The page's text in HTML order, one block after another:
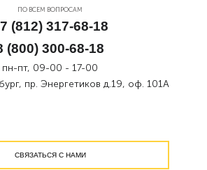
ПО ВСЕМ ВОПРОСАМ
(812) 317-68-18
(800) 300-68-18
пн-пт, 09-00 - 17-00
пр. Энергетиков д.19, оф. 101А
СВЯЗАТЬСЯ С НАМИ